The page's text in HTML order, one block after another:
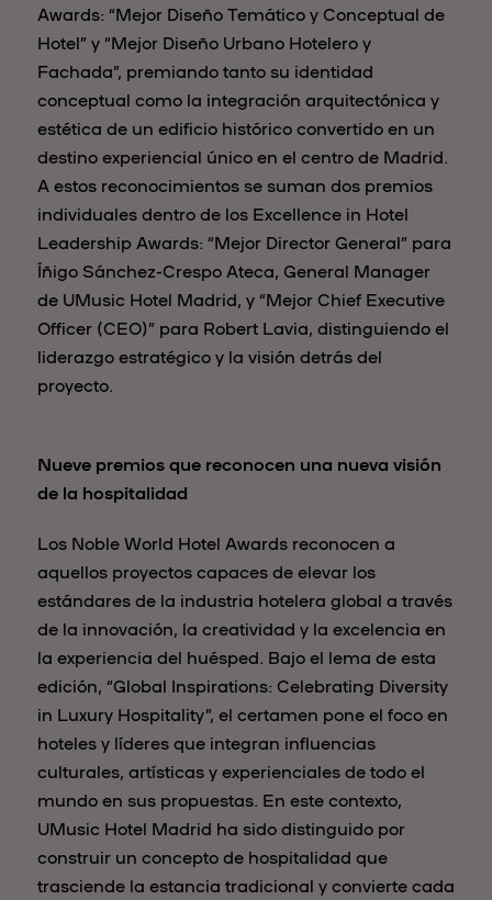
Awards: “Mejor Diseño Temático y Conceptual de
Hotel” y “Mejor Diseño Urbano Hotelero y
Fachada”, premiando tanto su identidad
conceptual como la integración arquitectónica y
estética de un edificio histórico convertido en un
destino experiencial único en el centro de Madrid.
A estos reconocimientos se suman dos premios
individuales dentro de los Excellence in Hotel
Leadership Awards: “Mejor Director General” para
Íñigo Sánchez-Crespo Ateca, General Manager
de UMusic Hotel Madrid, y “Mejor Chief Executive
Officer (CEO)” para Robert Lavia, distinguiendo el
liderazgo estratégico y la visión detrás del
proyecto.
Nueve premios que reconocen una nueva visión
de la hospitalidad
Los Noble World Hotel Awards reconocen a
aquellos proyectos capaces de elevar los
estándares de la industria hotelera global a través
de la innovación, la creatividad y la excelencia en
la experiencia del huésped. Bajo el lema de esta
edición, “Global Inspirations: Celebrating Diversity
in Luxury Hospitality”, el certamen pone el foco en
hoteles y líderes que integran influencias
culturales, artísticas y experienciales de todo el
mundo en sus propuestas. En este contexto,
UMusic Hotel Madrid ha sido distinguido por
construir un concepto de hospitalidad que
trasciende la estancia tradicional y convierte cada